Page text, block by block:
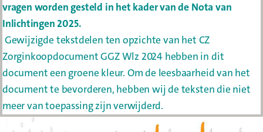
vragen worden gesteld in het kader van de Nota van
Inlichtingen 2025.
Gewijzigde tekstdelen ten opzichte van het CZ
Zorginkoopdocument GGZ Wlz 2024 hebben in dit
document een groene kleur. Om de leesbaarheid van het
document te bevorderen, hebben wij de teksten die niet
meer van toepassing zijn verwijderd.